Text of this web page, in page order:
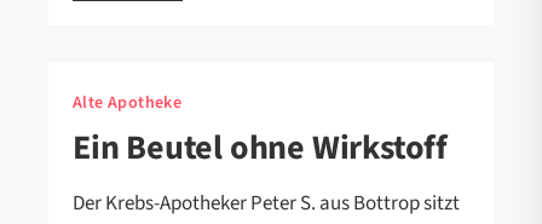
Alte Apotheke
Ein Beutel ohne Wirkstoff
Der Krebs-Apotheker Peter S. aus Bottrop sitzt